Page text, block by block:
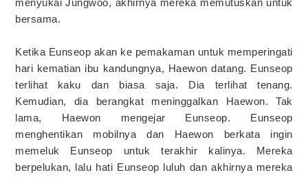
menyukai Jungwoo, akhirnya mereka memutuskan untuk
bersama.
Ketika Eunseop akan ke pemakaman untuk memperingati
hari kematian ibu kandungnya, Haewon datang. Eunseop
terlihat kaku dan biasa saja. Dia terlihat tenang.
Kemudian, dia berangkat meninggalkan Haewon. Tak
lama, Haewon mengejar Eunseop. Eunseop
menghentikan mobilnya dan Haewon berkata ingin
memeluk Eunseop untuk terakhir kalinya. Mereka
berpelukan, lalu hati Eunseop luluh dan akhirnya mereka